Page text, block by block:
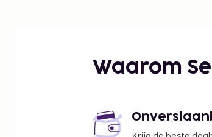
Ossiacher See - 8,2 km
Burgruine Finkenstein - 13,3 km
Kanzelbahn - 13,4 km
Waarom